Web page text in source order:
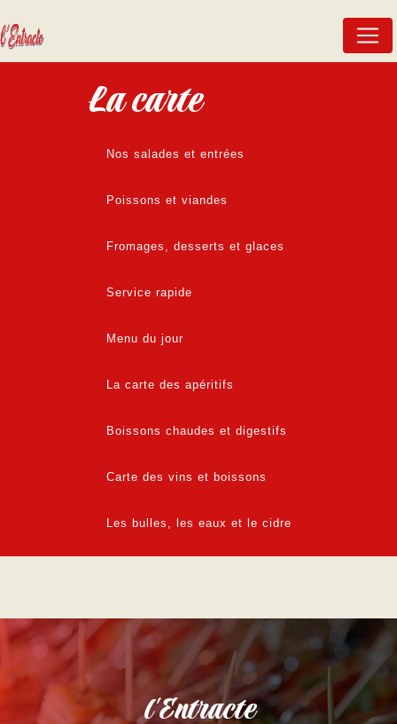
La carte
Nos salades et entrées
Poissons et viandes
Fromages, desserts et glaces
Service rapide
Menu du jour
La carte des apéritifs
Boissons chaudes et digestifs
Carte des vins et boissons
Les bulles, les eaux et le cidre
l'Entracte